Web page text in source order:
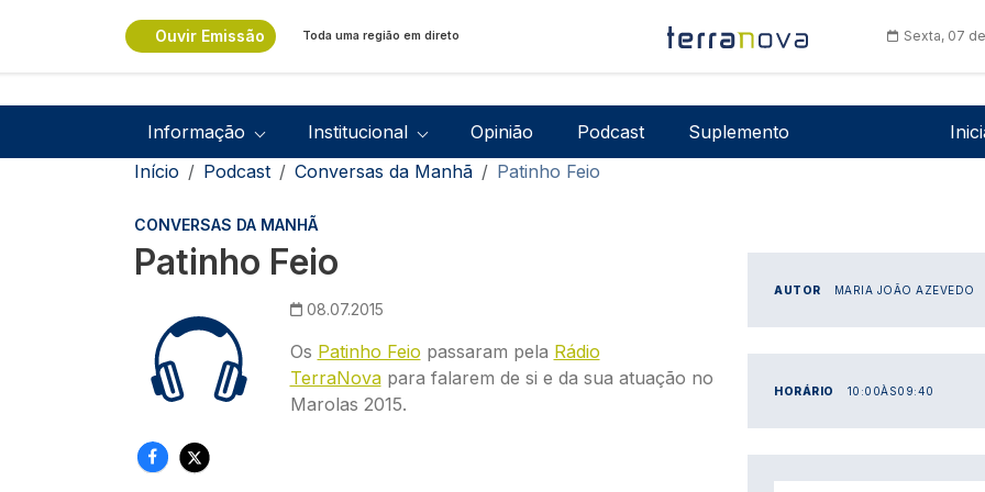
Ouvir Emissão Toda uma região em direto Sexta, 07
Navegação principal
Informação Institucional Opinião Podcast Suplemento
Navegação estrutural
Início Podcast Conversas da Manhã Patinho Feio
CONVERSAS DA MANHÃ
Patinho Feio
08.07.2015
Os Patinho Feio passaram pela Rádio
TerraNovapara falarem de si e da sua atuação no
Marolas 2015.
AUTOR MARIA JOÃO AZEVEDO
HORÁRIO 10:00ÀS09:40